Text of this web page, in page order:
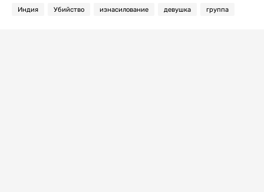
Индия Убийство изнасилование девушка группа